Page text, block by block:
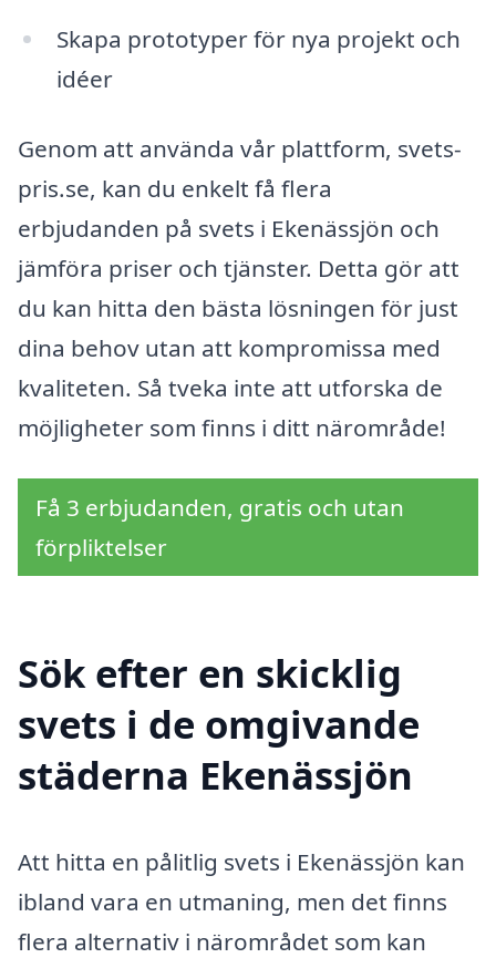
Skapa prototyper för nya projekt och
idéer
Genom att använda vår plattform, svets-
pris.se, kan du enkelt få flera
erbjudanden på svets i Ekenässjön och
jämföra priser och tjänster. Detta gör att
du kan hitta den bästa lösningen för just
dina behov utan att kompromissa med
kvaliteten. Så tveka inte att utforska de
möjligheter som finns i ditt närområde!
Få 3 erbjudanden, gratis och utan
förpliktelser
Sök efter en skicklig
svets i de omgivande
städerna Ekenässjön
Att hitta en pålitlig svets i Ekenässjön kan
ibland vara en utmaning, men det finns
flera alternativ i närområdet som kan